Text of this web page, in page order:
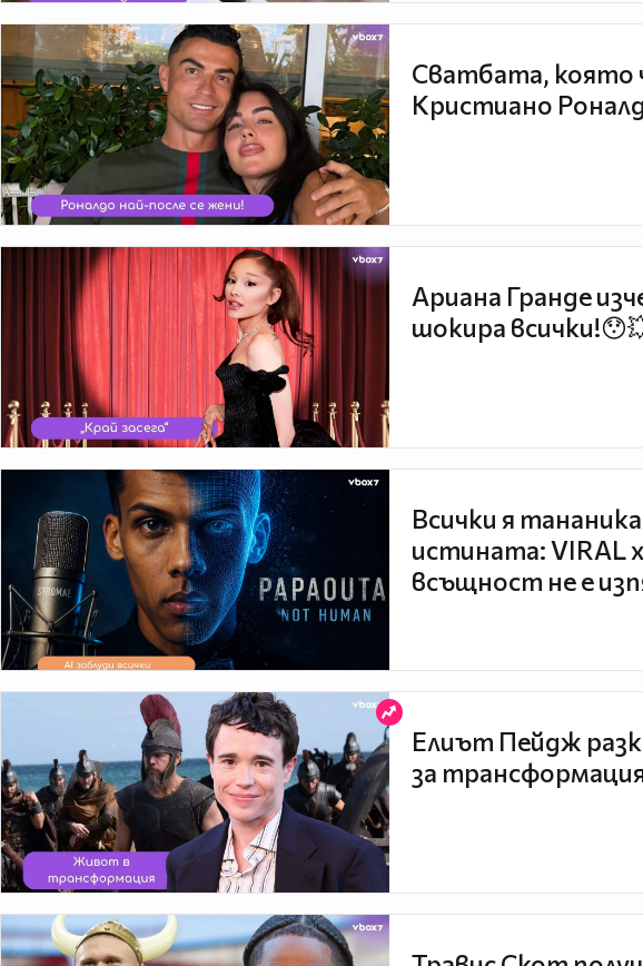
Сватбата, която
Кристиано
Ариана Гранде
шокира
Всички я
истината: VIRAL
всъщност не е
Елиът Пейдж
за